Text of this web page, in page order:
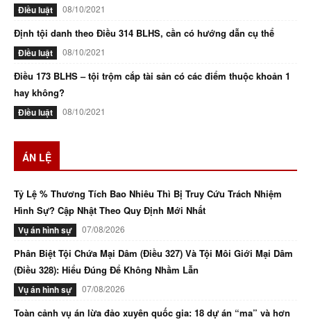
Điều luật 08/10/2021
Định tội danh theo Điều 314 BLHS, cần có hướng dẫn cụ thể
Điều luật 08/10/2021
Điều 173 BLHS – tội trộm cắp tài sản có các điểm thuộc khoản 1
hay không?
Điều luật 08/10/2021
ÁN LỆ
Tỷ Lệ % Thương Tích Bao Nhiêu Thì Bị Truy Cứu Trách Nhiệm
Hình Sự? Cập Nhật Theo Quy Định Mới Nhất
Vụ án hình sự 07/08/2026
Phân Biệt Tội Chứa Mại Dâm (Điều 327) Và Tội Môi Giới Mại Dâm
(Điều 328): Hiểu Đúng Để Không Nhầm Lẫn
Vụ án hình sự 07/08/2026
Toàn cảnh vụ án lừa đảo xuyên quốc gia: 18 dự án “ma” và hơn